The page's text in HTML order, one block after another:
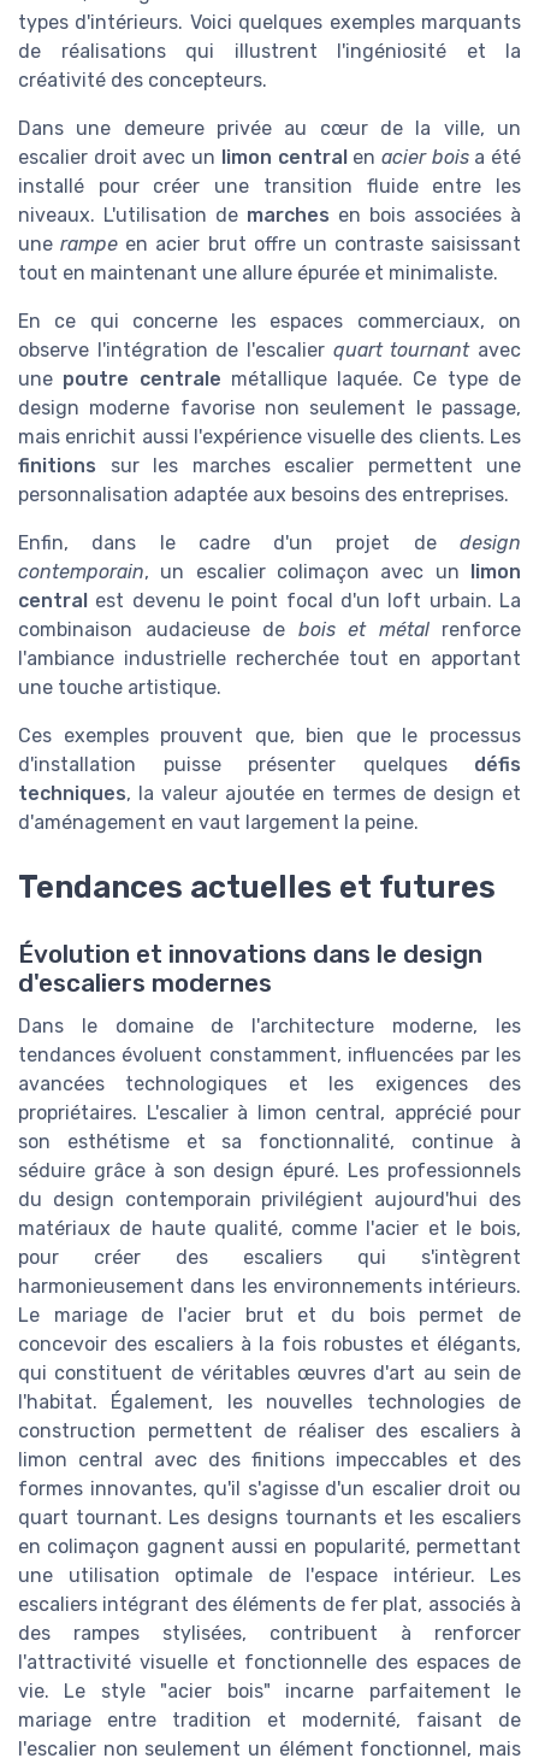
types d'intérieurs. Voici quelques exemples marquants
de réalisations qui illustrent l'ingéniosité et la
créativité des concepteurs.
Dans une demeure privée au cœur de la ville, un
escalier droit avec un limon centralen acier boisa été
installé pour créer une transition fluide entre les
niveaux. L'utilisation de marches en bois associées à
unerampe en acier brut offre un contraste saisissant
tout en maintenant une allure épurée et minimaliste.
En ce qui concerne les espaces commerciaux, on
observe l'intégration de l'escalier quart tournantavec
une poutre centrale métallique laquée. Ce type de
design moderne favorise non seulement le passage,
mais enrichit aussi l'expérience visuelle des clients. Les
finitions sur les marches escalier permettent une
personnalisation adaptée aux besoins des entreprises.
Enfin, dans le cadre d'un projet de design
contemporain, un escalier colimaçon avec un limon
central est devenu le point focal d'un loft urbain. La
combinaison audacieuse de bois et métalrenforce
l'ambiance industrielle recherchée tout en apportant
une touche artistique.
Ces exemples prouvent que, bien que le processus
d'installation puisse présenter quelques défis
techniques, la valeur ajoutée en termes de design et
d'aménagement en vaut largement la peine.
Tendances actuelles et futures
Évolution et innovations dans le design
d'escaliers modernes
Dans le domaine de l'architecture moderne, les
tendances évoluent constamment, influencées par les
avancées technologiques et les exigences des
propriétaires. L'escalier à limon central, apprécié pour
son esthétisme et sa fonctionnalité, continue à
séduire grâce à son design épuré. Les professionnels
du design contemporain privilégient aujourd'hui des
matériaux de haute qualité, comme l'acier et le bois,
pour créer des escaliers qui s'intègrent
harmonieusement dans les environnements intérieurs.
Le mariage de l'acier brut et du bois permet de
concevoir des escaliers à la fois robustes et élégants,
qui constituent de véritables œuvres d'art au sein de
l'habitat. Également, les nouvelles technologies de
construction permettent de réaliser des escaliers à
limon central avec des finitions impeccables et des
formes innovantes, qu'il s'agisse d'un escalier droit ou
quart tournant. Les designs tournants et les escaliers
en colimaçon gagnent aussi en popularité, permettant
une utilisation optimale de l'espace intérieur. Les
escaliers intégrant des éléments de fer plat, associés à
des rampes stylisées, contribuent à renforcer
l'attractivité visuelle et fonctionnelle des espaces de
vie. Le style "acier bois" incarne parfaitement le
mariage entre tradition et modernité, faisant de
l'escalier non seulement un élément fonctionnel, mais